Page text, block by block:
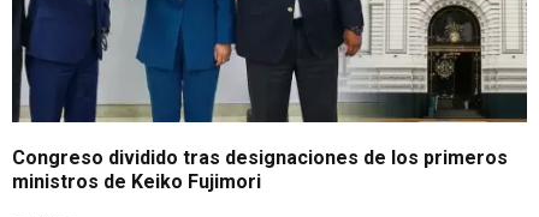
Congreso dividido tras designaciones de los primeros
ministros de Keiko Fujimori